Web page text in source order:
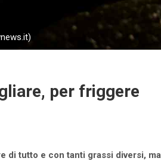
per friggere
di tutto e con tanti grassi diversi, ma